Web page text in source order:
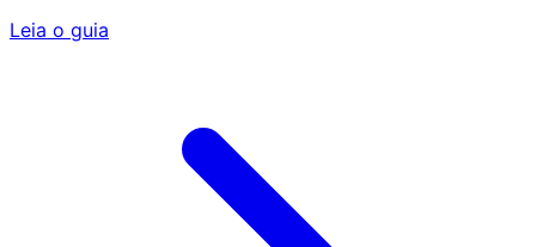
Leia o guia